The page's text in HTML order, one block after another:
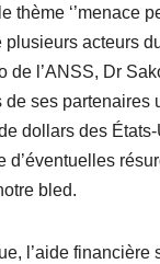
thème ‘’menace
plusieurs acteurs
de l’ANSS, Dr
de ses partenaires
dollars des
d’éventuelles
bled.
l’aide financière